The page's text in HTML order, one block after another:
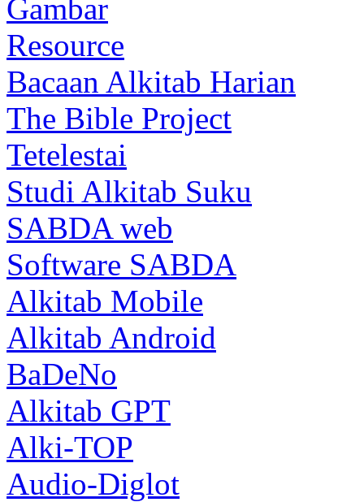
Gambar
Resource
Bacaan Alkitab Harian
The Bible Project
Tetelestai
Studi Alkitab Suku
SABDA web
Software SABDA
Alkitab Mobile
Alkitab Android
BaDeNo
Alkitab GPT
Alki-TOP
Audio-Diglot